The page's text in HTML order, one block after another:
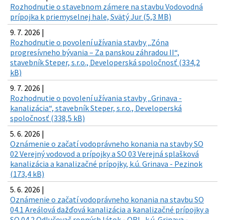
Rozhodnutie o stavebnom zámere na stavbu Vodovodná
prípojka k priemyselnej hale, Svätý Jur (5,3 MB)
9. 7. 2026 |
Rozhodnutie o povolení užívania stavby „Zóna
progresívneho bývania – Za panskou záhradou II“,
stavebník Steper, s.r.o., Developerská spoločnosť (334,2
kB)
9. 7. 2026 |
Rozhodnutie o povolení užívania stavby „Grinava -
kanalizácia“, stavebník Steper, s.r.o., Developerská
spoločnosť (338,5 kB)
5. 6. 2026 |
Oznámenie o začatí vodoprávneho konania na stavby SO
02 Verejný vodovod a prípojky a SO 03 Verejná splašková
kanalizácia a kanalizačné prípojky, k.ú. Grinava - Pezinok
(173,4 kB)
5. 6. 2026 |
Oznámenie o začatí vodoprávneho konania na stavbu SO
04.1 Areálová dažďová kanalizácia a kanalizačné prípojky a